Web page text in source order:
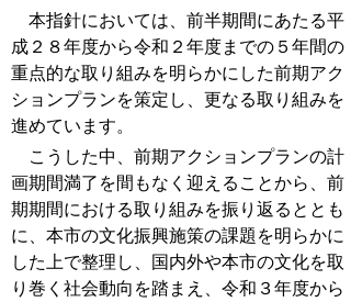
本指針においては、前半期間にあたる平
成２８年度から令和２年度までの５年間の
重点的な取り組みを明らかにした前期アク
ションプランを策定し、更なる取り組みを
進めています。
こうした中、前期アクションプランの計
画期間満了を間もなく迎えることから、前
期期間における取り組みを振り返るととも
に、本市の文化振興施策の課題を明らかに
した上で整理し、国内外や本市の文化を取
り巻く社会動向を踏まえ、令和３年度から